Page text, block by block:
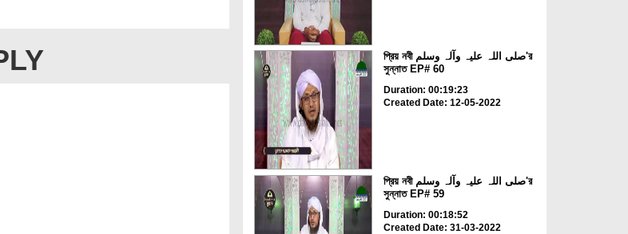
প্রিয় নবী صلی اللہ علیہ وآلہ وسلم'র
সুন্নাত EP# 60
Duration: 00:19:23
Created Date: 12-05-2022
প্রিয় নবী صلی اللہ علیہ وآلہ وسلم'র
সুন্নাত EP# 59
Duration: 00:18:52
Created Date: 31-03-2022